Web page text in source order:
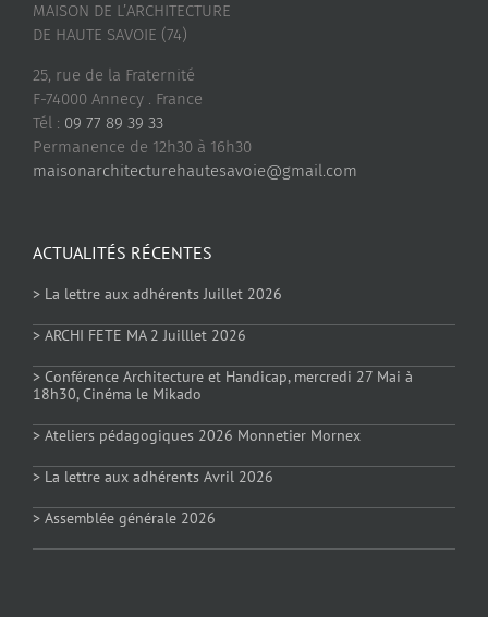
ACTUALITÉS RÉCENTES
> La lettre aux adhérents Juillet 2026
> ARCHI FETE MA 2 Juilllet 2026
> Conférence Architecture et Handicap, mercredi 27 Mai à
18h30, Cinéma le Mikado
> Ateliers pédagogiques 2026 Monnetier Mornex
> La lettre aux adhérents Avril 2026
> Assemblée générale 2026
MAISON DE L’ARCHITECTURE
DE HAUTE SAVOIE (74)
25, rue de la Fraternité
F-74000 Annecy . France
Tél : 09 77 89 39 33
Permanence de 12h30 à 16h30
maisonarchitecturehautesavoie@gmail.com